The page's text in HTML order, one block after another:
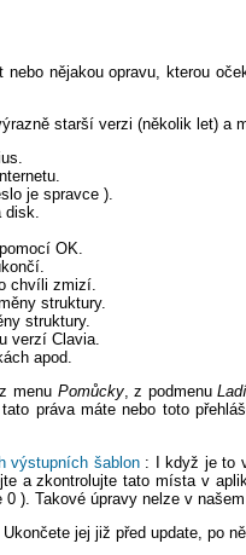
nějakou opravu, kterou
starší verzi (několik let) a
je spravce ).
disk.
OK.
chvíli zmizí.
struktury.
struktury.
verzí Clavia.
apod.
menu Pomůcky, z podmenu
práva máte nebo toto
výstupních šablon: I když je to
a zkontrolujte tato místa v
). Takové úpravy nelze v
Ukončete jej již před update, po